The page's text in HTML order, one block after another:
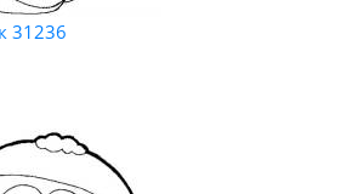
31236